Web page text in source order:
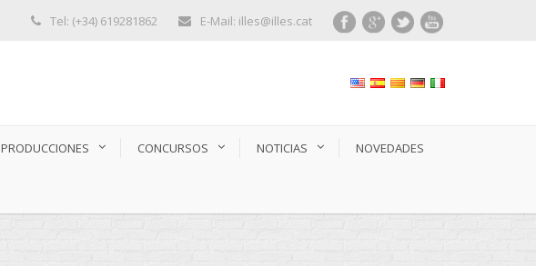
Tel: (+34) 619281862 E-Mail: illes@illes.cat
PRODUCCIONES CONCURSOS NOTICIAS NOVEDADES